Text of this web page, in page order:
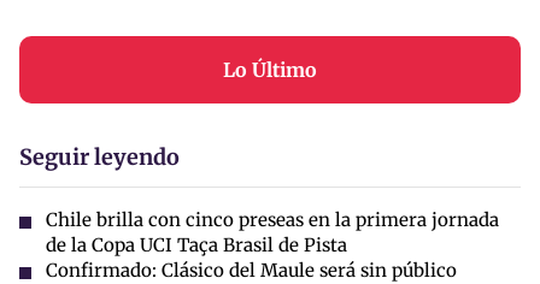
Lo Último
Seguir leyendo
Chile brilla con cinco preseas en la primera jornada
de la Copa UCI Taça Brasil de Pista
Confirmado: Clásico del Maule será sin público